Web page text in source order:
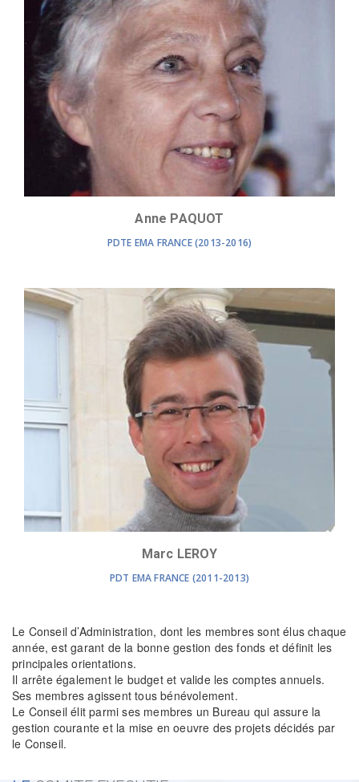
Anne PAQUOT
PDTE EMA FRANCE (2013-2016)
Marc LEROY
PDT EMA FRANCE (2011-2013)
Le Conseil d’Administration, dont les membres sont élus chaque
année, est garant de la bonne gestion des fonds et définit les
principales orientations.
Il arrête également le budget et valide les comptes annuels.
Ses membres agissent tous bénévolement.
Le Conseil élit parmi ses membres un Bureau qui assure la
gestion courante et la mise en oeuvre des projets décidés par
le Conseil.